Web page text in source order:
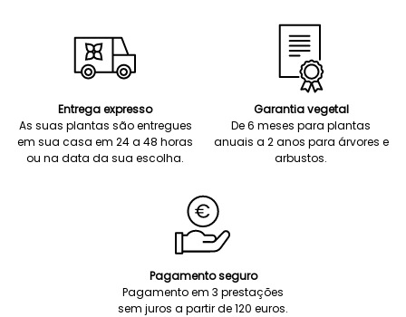
Entrega expresso
As suas plantas são entregues
em sua casa em 24 a 48 horas
ou na data da sua escolha.
Garantia vegetal
De 6 meses para plantas
anuais a 2 anos para árvores e
arbustos.
Pagamento seguro
Pagamento em 3 prestações
sem juros a partir de 120 euros.